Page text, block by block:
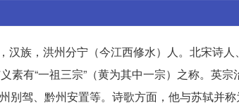
族，洪州分宁（今江西修水）人。北宋诗人
有“一祖三宗”（黄为其中一宗）之称。英宗
别驾、黔州安置等。诗歌方面，他与苏轼并称